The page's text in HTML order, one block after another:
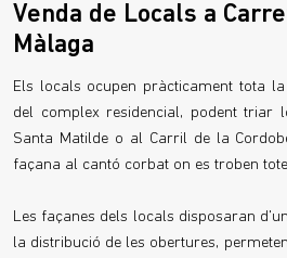
Venda de Locals a
Màlaga
Els locals ocupen pràcticament tota
del complex residencial, podent triar
Santa Matilde o al Carril de la
façana al cantó corbat on es troben
Les façanes dels locals disposaran
la distribució de les obertures,